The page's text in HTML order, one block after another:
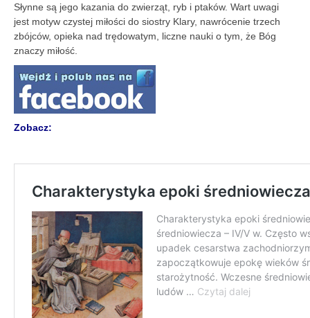
Słynne są jego kazania do zwierząt, ryb i ptaków. Wart uwagi
jest motyw czystej miłości do siostry Klary, nawrócenie trzech
zbójców, opieka nad trędowatym, liczne nauki o tym, że Bóg
znaczy miłość.
Zobacz: